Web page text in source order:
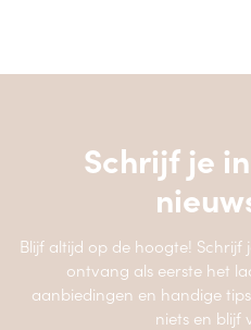
Schrijf je
Blijf altijd op de hoogte! Schrijf
ontvang als eerste het
aanbiedingen en handige
niets en blijf